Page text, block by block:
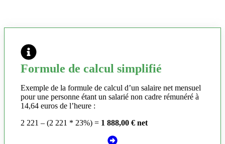
Formule de calcul simplifié
Exemple de la formule de calcul d’un salaire net mensuel
pour une personne étant un salarié non cadre rémunéré à
14,64 euros de l’heure :
2 221 – (2 221 * 23%) = 1 888,00 € net